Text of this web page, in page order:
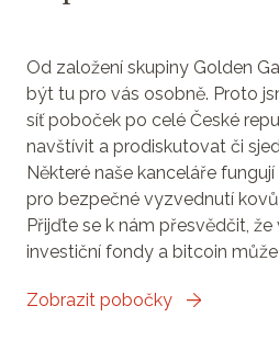
Od založení skupiny Golden
být tu pro vás osobně. Proto
síť poboček po celé České
navštívit a prodiskutovat či
Některé naše kanceláře
pro bezpečné vyzvednutí
Přijďte se k nám přesvědčit, že
investiční fondy a bitcoin
Zobrazit pobočky